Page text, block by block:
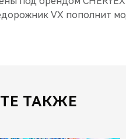
VX пополнит
ТАКЖЕ